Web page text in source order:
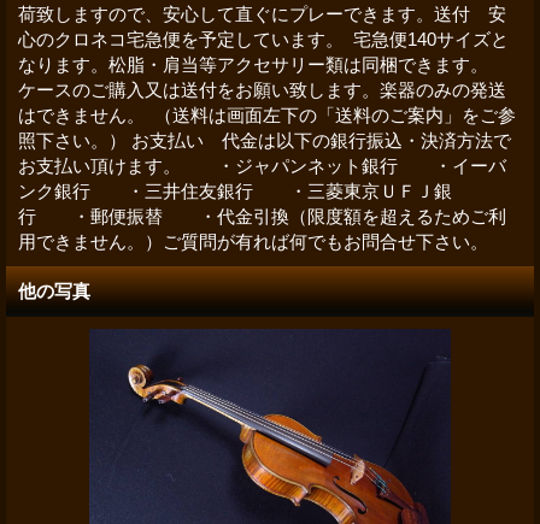
荷致しますので、安心して直ぐにプレーできます。送付 安
心のクロネコ宅急便を予定しています。 宅急便140サイズと
なります。松脂・肩当等アクセサリー類は同梱できます。
ケースのご購入又は送付をお願い致します。楽器のみの発送
はできません。 （送料は画面左下の「送料のご案内」をご参
照下さい。） お支払い 代金は以下の銀行振込・決済方法で
お支払い頂けます。 ・ジャパンネット銀行 ・イーバ
ンク銀行 ・三井住友銀行 ・三菱東京ＵＦＪ銀
行 ・郵便振替 ・代金引換（限度額を超えるためご利
用できません。）ご質問が有れば何でもお問合せ下さい。
他の写真